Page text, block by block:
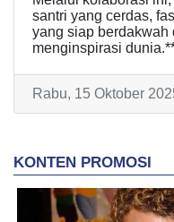
santri yang cerdas,
yang siap berdakwah
menginspirasi
Rabu, 15 Oktober